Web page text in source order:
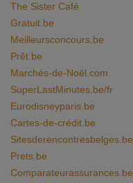
The Sister Café
Gratuit.be
Meilleursconcours.be
Prêt.be
Marchés-de-Noël.com
SuperLastMinutes.be/fr
Eurodisneyparis.be
Cartes-de-crédit.be
Sitesderencontresbelges.be
Prets.be
Comparateurassurances.be